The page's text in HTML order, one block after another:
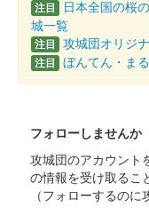
令和6年9月8日に開催
の倉〜関東友城出展
印。40枚限定
小幡城 御城印
文字はぐんま特使で
当。
注目
日本全国の桜
城一覧
注目 攻城団オリジ
注目 ぼんてん・ま
フォローしませんか
攻城団のアカウント
の情報を受け取るこ
（フォローするのに